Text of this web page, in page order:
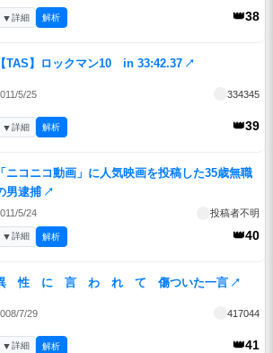
👑38
▼詳細 解析
【TAS】ロックマン10 in 33:42.37 ↗
5/25 334345
👑39
▼詳細 解析
「ニコニコ動画」に人気映画を投稿した35歳無職
男逮捕 ↗
5/24 投稿者不明
👑40
▼詳細 解析
性 に 言 わ れ て 傷ついた一言 ↗
7/29 417044
👑41
▼詳細 解析